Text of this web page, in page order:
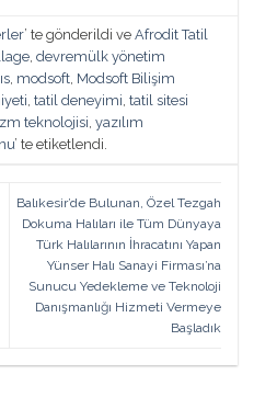
’ te gönderildi veAfrodit Tatil
,devremülk yönetim
modsoft Modsoft Bilişim
,tatil deneyimi ,tatil sitesi
teknolojisi ,yazılım
’ te etiketlendi.
Balıkesir’de Bulunan, Özel Tezgah
Dokuma Halıları ile Tüm Dünyaya
Türk Halılarının İhracatını Yapan
Yünser Halı Sanayi Firması’na
Sunucu Yedekleme ve Teknoloji
Danışmanlığı Hizmeti Vermeye
Başladık